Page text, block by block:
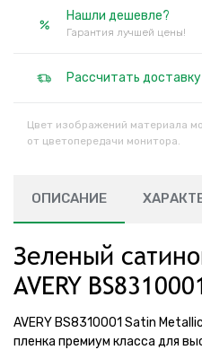
Нашли дешевле?
Гарантия лучшей цены!
Рассчитать доставку
Цвет изображений материала
от цветопередачи монитора.
ОПИСАНИЕ
Зеленый
AVERY
AVERY BS8310001 Satin
пленка премиум класса для